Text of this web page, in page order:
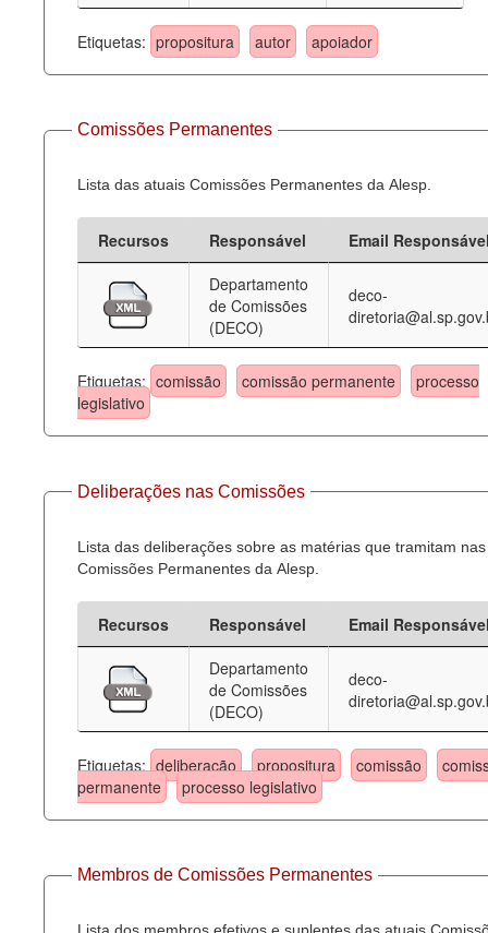
Agenda
Perguntas frequentes
Contato
Etiquetas: propositura autor apoiador
Comissões Permanentes
Lista das atuais Comissões Permanentes da Alesp.
Recursos Responsável
Email
Departamento
de Comissões
(DECO)
deco-
Etiquetas: comissão comissão permanente
processo
legislativo
Deliberações nas Comissões
Lista das deliberações sobre as matérias que tramitam nas
Comissões Permanentes da Alesp.
Recursos Responsável
Email
Departamento
de Comissões
(DECO)
deco-
Etiquetas: deliberação propositura comissão
permanente
processo legislativo
Membros de Comissões Permanentes